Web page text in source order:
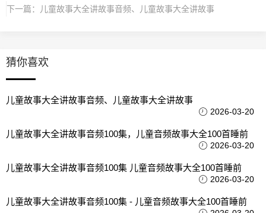
下一篇：
儿童故事大全讲故事音频、儿童故事大全讲故事
猜你喜欢
儿童故事大全讲故事音频、儿童故事大全讲故事
2026-03-20
儿童故事大全讲故事音频100集，儿童音频故事大全100首睡前
2026-03-20
儿童故事大全讲故事音频100集 儿童音频故事大全100首睡前
2026-03-20
儿童故事大全讲故事音频100集 - 儿童音频故事大全100首睡前